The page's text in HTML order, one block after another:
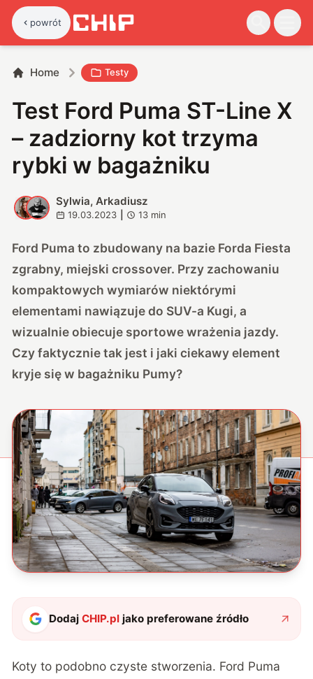
powrót
Home Testy
Test Ford Puma ST-Line X
– zadziorny kot trzyma
rybki w bagażniku
S A
Sylwia, Arkadiusz
19.03.2023 13 min
Ford Puma to zbudowany na bazie Forda Fiesta
zgrabny, miejski crossover. Przy zachowaniu
kompaktowych wymiarów niektórymi
elementami nawiązuje do SUV-a Kugi, a
wizualnie obiecuje sportowe wrażenia jazdy.
Czy faktycznie tak jest i jaki ciekawy element
kryje się w bagażniku Pumy?
DodajCHIP.pl jako preferowane źródło
Koty to podobno czyste stworzenia. Ford Puma